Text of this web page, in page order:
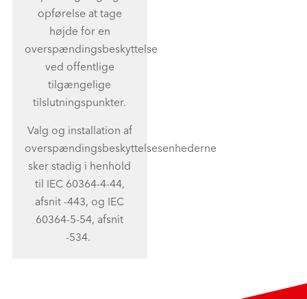
opførelse at tage
højde for en
overspændingsbeskyttelse
ved offentlige
tilgængelige
tilslutningspunkter.
Valg og installation af
overspændingsbeskyttelsesenhederne
sker stadig i henhold
til IEC 60364-4-44,
afsnit -443, og IEC
60364-5-54, afsnit
-534.